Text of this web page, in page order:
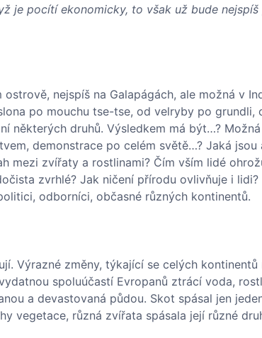
je pocítí ekonomicky, to však už bude nejspíš
nejspíš na Galapágách, ale možná v
po mouchu tse-tse, od velryby po grundli,
některých druhů. Výsledkem má být…?
demonstrace po celém světě…? Jaká jsou
mezi zvířaty a rostlinami? Čím vším lidé
zvrhlé? Jak ničení přírodu ovlivňuje i
odborníci, občasné různých kontinentů.
Výrazné změny, týkající se celých kontinentů
spoluúčastí Evropanů ztrácí voda,
a devastovaná půdou. Skot spásal jen
vegetace, různá zvířata spásala její různé